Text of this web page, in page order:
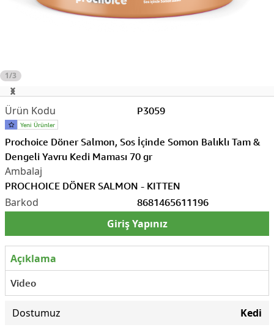
1/3
P3059
PROCHOICE DÖNER SALMON - KITTEN
Prochoice Döner Salmon, Sos İçinde Somon Balıklı Tam &
Dengeli Yavru Kedi Maması 70 gr
8681465611196
Giriş Yapınız
Açıklama
Video
Dostumuz Kedi